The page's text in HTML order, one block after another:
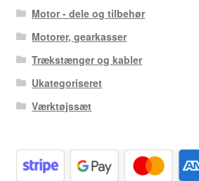
Motor - dele og tilbehør
Motorer, gearkasser
Trækstænger og kabler
Ukategoriseret
Værktøjssæt